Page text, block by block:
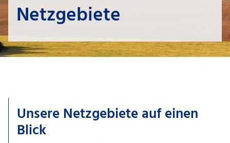
Netzgebiete
Unsere Netzgebiete auf einen
Blick